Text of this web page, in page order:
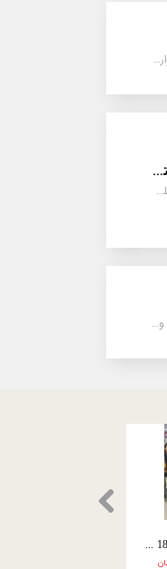
انواع دریل ، پیکور، ابزارالات، سیل مکانیکی، قطعات پمپ
اره زنجیری / علفتراش
اره زنجیری بنزینی ، علفتراش دو زمانه و چهار زمانه ، دوشی و پشتی
اینورتر تک ولوم و دو ولوم امپر بالا
کارواش اسپینا | صنعتی | 3000 وات | کاور زرد | 2208C